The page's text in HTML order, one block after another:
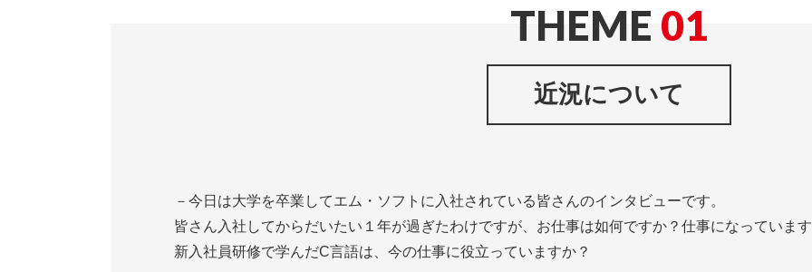
THEME 01
近況について
－今日は大学を卒業してエム・ソフトに入社されている皆さんのインタビューです。
皆さん入社してからだいたい１年が過ぎたわけですが、お仕事は如何ですか？仕事になっていま
新入社員研修で学んだC言語は、今の仕事に役立っていますか？